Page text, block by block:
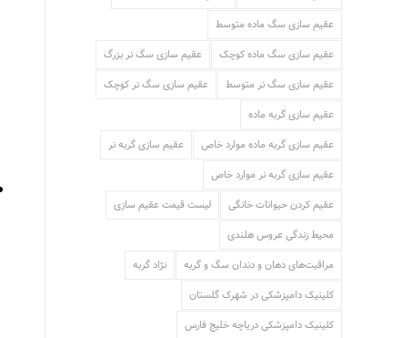
عقیم سازی سگ ماده متوسط
عقیم سازی سگ ماده کوچک
عقیم سازی سگ نر بزرگ
عقیم سازی سگ نر متوسط
عقیم سازی سگ نر کوچک
عقیم سازی گربه ماده
عقیم سازی گربه ماده موارد خاص
عقیم سازی گربه نر
عقیم سازی گربه نر موارد خاص
عقیم کردن حیوانات خانگی
لیست قیمت عقیم سازی
محیط زندگی عروس هلندی
مراقبت‌های دهان و دندان سگ و گربه
نژاد گربه
کلینیک دامپزشکی در شهرک گلستان
کلینیک دامپزشکی دریاچه خلیج فارس